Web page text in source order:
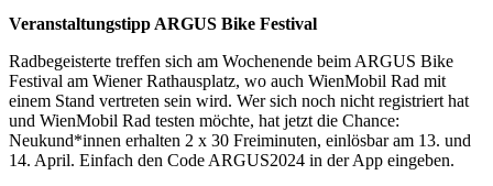
Veranstaltungstipp ARGUS Bike Festival
Radbegeisterte treffen sich am Wochenende beim ARGUS Bike
Festival am Wiener Rathausplatz, wo auch WienMobil Rad mit
einem Stand vertreten sein wird. Wer sich noch nicht registriert hat
und WienMobil Rad testen möchte, hat jetzt die Chance:
Neukund*innen erhalten 2 x 30 Freiminuten, einlösbar am 13. und
14. April. Einfach den Code ARGUS2024 in der App eingeben.